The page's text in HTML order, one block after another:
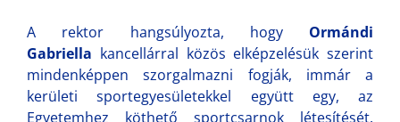
A rektor hangsúlyozta, hogy Ormándi
Gabriella kancellárral közös elképzelésük szerint
mindenképpen szorgalmazni fogják, immár a
kerületi sportegyesületekkel együtt egy, az
Egyetemhez köthető sportcsarnok létesítését.